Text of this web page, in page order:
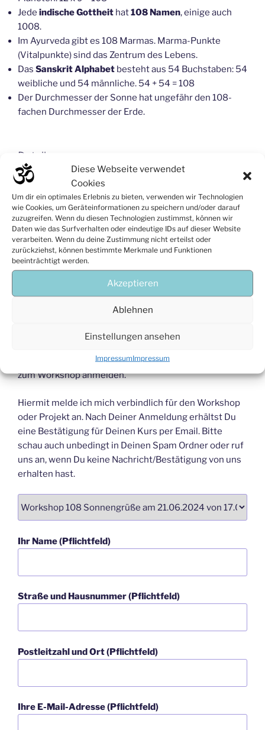
Diese Webseite verwendet
Cookies
Um dir ein optimales Erlebnis zu bieten, verwenden wir Technologien
wie Cookies, um Geräteinformationen zu speichern und/oder darauf
zuzugreifen. Wenn du diesen Technologien zustimmst, können wir
Daten wie das Surfverhalten oder eindeutige IDs auf dieser Website
verarbeiten. Wenn du deine Zustimmung nicht erteilst oder
zurückziehst, können bestimmte Merkmale und Funktionen
beeinträchtigt werden.
Akzeptieren
Ablehnen
Einstellungen ansehen
ImpressumImpressum
Jede indische Gottheit hat108 Namen, einige auch
1008.
Im Ayurveda gibt es 108 Marmas. Marma-Punkte
(Vitalpunkte) sind das Zentrum des Lebens.
Das Sanskrit Alphabet besteht aus 54 Buchstaben: 54
weibliche und 54 männliche. 54 + 54 = 108
Der Durchmesser der Sonne hat ungefähr den 108-
fachen Durchmesser der Erde.
Details
Datum: Freitag, 21.06.2024
Uhrzeit: 17.00 – 19.00 Uhr
Kosten: 30,- €
Es sind nur begrenzt Plätze zur Verfügung.
Ort: Studio Yoga – Dein Studio für Yoga, Telleringstr.
56, 40597 Düsseldorf
und dessen Haltungen, Anfangsentspannung und
Meditation, Warm Up, 108 Sonnengrüße,
Endentspannung.
Gerne kannst Du Dich mit unserem Kontaktformular
zum Workshop anmelden.
Hiermit melde ich mich verbindlich für den Workshop
oder Projekt an. Nach Deiner Anmeldung erhältst Du
eine Bestätigung für Deinen Kurs per Email. Bitte
schau auch unbedingt in Deinen Spam Ordner oder ruf
uns an, wenn Du keine Nachricht/Bestätigung von uns
erhalten hast.
Ihr Name (Pflichtfeld)
Straße und Hausnummer (Pflichtfeld)
Postleitzahl und Ort (Pflichtfeld)
Ihre E-Mail-Adresse (Pflichtfeld)